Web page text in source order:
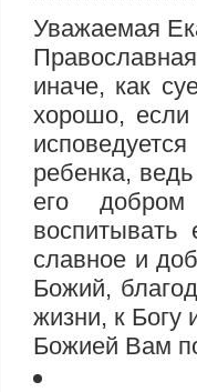
Уважаемая
иначе, как
хорошо,
ребенка,
его
славное и
Божий,
жизни, к Богу
Божией Вам